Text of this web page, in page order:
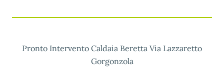
Pronto Intervento Caldaia Beretta Via Lazzaretto
Gorgonzola